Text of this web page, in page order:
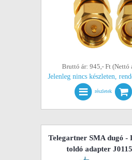
Bruttó ár: 945,- Ft (Nettó
Jelenleg nincs készleten,
részletek
Telegartner SMA dugó -
toldó adapter